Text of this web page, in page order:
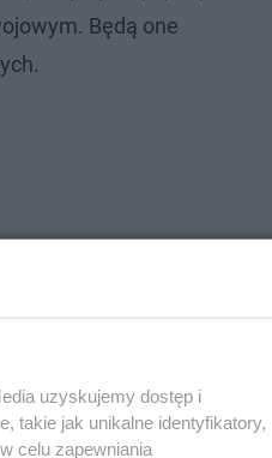
Będą one
uzyskujemy dostęp i
takie jak unikalne identyfikatory,
celu zapewniania